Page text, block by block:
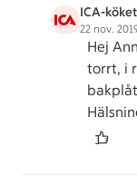
ICA-köket
22 nov.
Hej
torrt, i